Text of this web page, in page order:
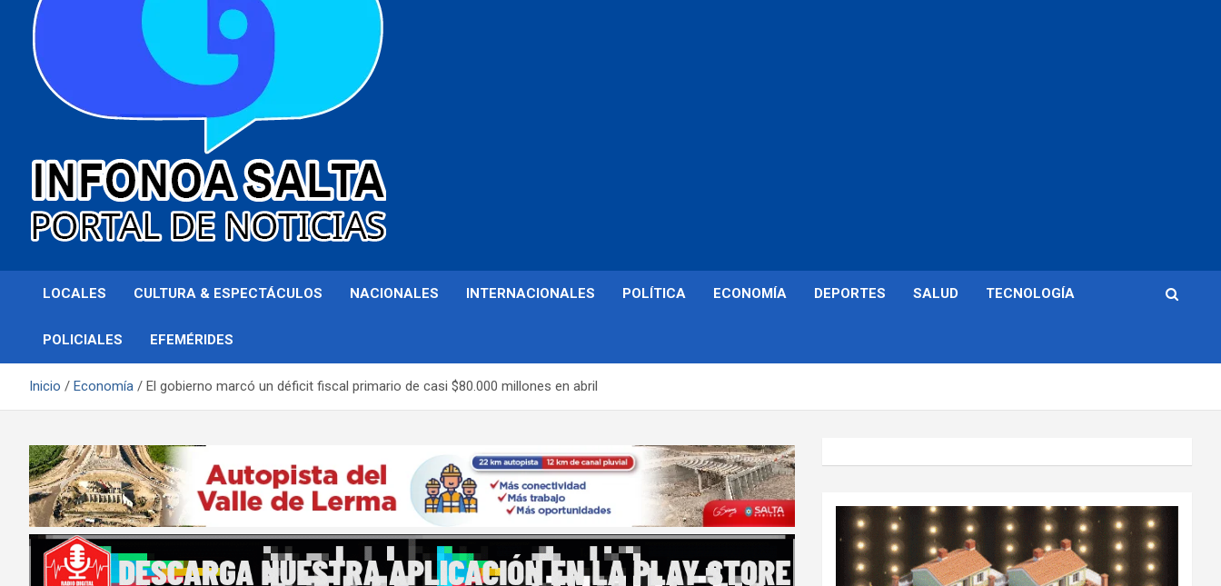
Infonoa Salta
LOCALES CULTURA & ESPECTÁCULOS NACIONALES INTERNACIONALES POLÍTICA ECONOMÍA DEPORTES SALUD TECNOLOGÍA
POLICIALES EFEMÉRIDES
Inicio Economía El gobierno marcó un déficit fiscal primario de casi $80.000 millones en abril